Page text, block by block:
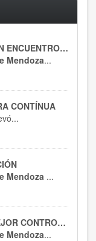
EL HTC PARTICIPA DE UN ENCUENTRO CLAVE
Mendoza...
CONTÍNUA
Mendoza ...
MÁS CAPACITACIÓN, MEJOR CONTROL : EL HTC SE ACTUALIZA EN RT 54
Mendoza...